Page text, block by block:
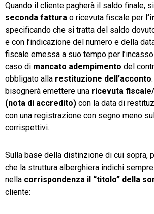
Quando il cliente pagherà il saldo finale,
seconda fattura o ricevuta fiscale per
specificando che si tratta del saldo
e con l’indicazione del numero e della
fiscale emessa a suo tempo per l’incasso
caso di mancato adempimento del
obbligato alla restituzione dell’acconto
bisognerà emettere una ricevuta
(nota di accredito) con la data di
con una registrazione con segno meno
corrispettivi.
Sulla base della distinzione di cui sopra,
che la struttura alberghiera indichi sempre
nella corrispondenza il “titolo” della
cliente: